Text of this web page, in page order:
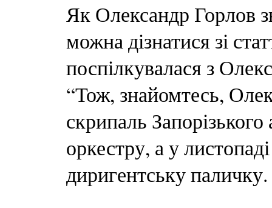
Як Олександр Горлов
можна дізнатися зі
поспілкувалася з
“Тож, знайомтесь,
скрипаль
оркестру, а у
диригентську паличку.